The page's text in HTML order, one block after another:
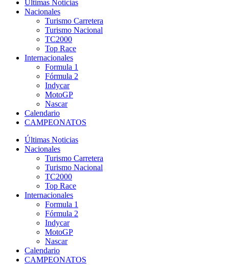
Últimas Noticias
Nacionales
Turismo Carretera
Turismo Nacional
TC2000
Top Race
Internacionales
Formula 1
Fórmula 2
Indycar
MotoGP
Nascar
Calendario
CAMPEONATOS
Últimas Noticias
Nacionales
Turismo Carretera
Turismo Nacional
TC2000
Top Race
Internacionales
Formula 1
Fórmula 2
Indycar
MotoGP
Nascar
Calendario
CAMPEONATOS